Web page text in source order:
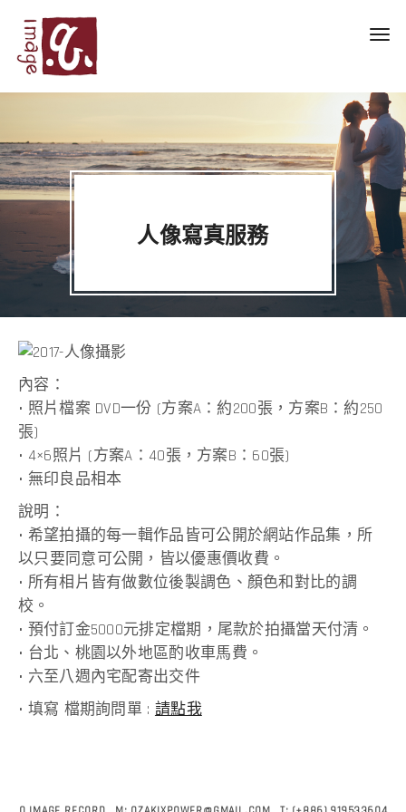
人像寫真服務
內容：
• 照片檔案 DVD一份 (方案A：約200張，方案B：約250
張)
• 4×6照片 (方案A：40張，方案B：60張)
• 無印良品相本
說明：
• 希望拍攝的每一輯作品皆可公開於網站作品集，所
以只要同意可公開，皆以優惠價收費。
• 所有相片皆有做數位後製調色、顏色和對比的調
校。
• 預付訂金5000元排定檔期，尾款於拍攝當天付清。
• 台北、桃園以外地區酌收車馬費。
• 六至八週內宅配寄出交件
• 填寫 檔期詢問單 : 請點我